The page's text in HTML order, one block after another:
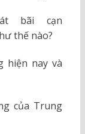
bãi cạn
thế nào?
hiện nay và
của Trung